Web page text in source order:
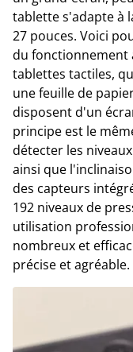
tablette s'adapte à
27 pouces. Voici
du fonctionnement
tablettes tactiles,
une feuille de
disposent d'un
principe est le
détecter les
ainsi que
des capteurs
192 niveaux de
utilisation
nombreux et
précise et agréable.